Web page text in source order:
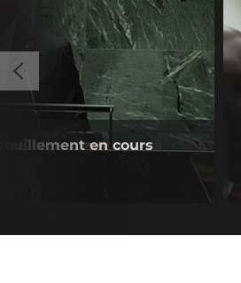
en cours